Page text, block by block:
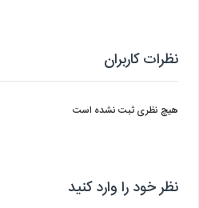
نظرات کاربران
هیچ نظری ثبت نشده است
نظر خود را وارد کنید